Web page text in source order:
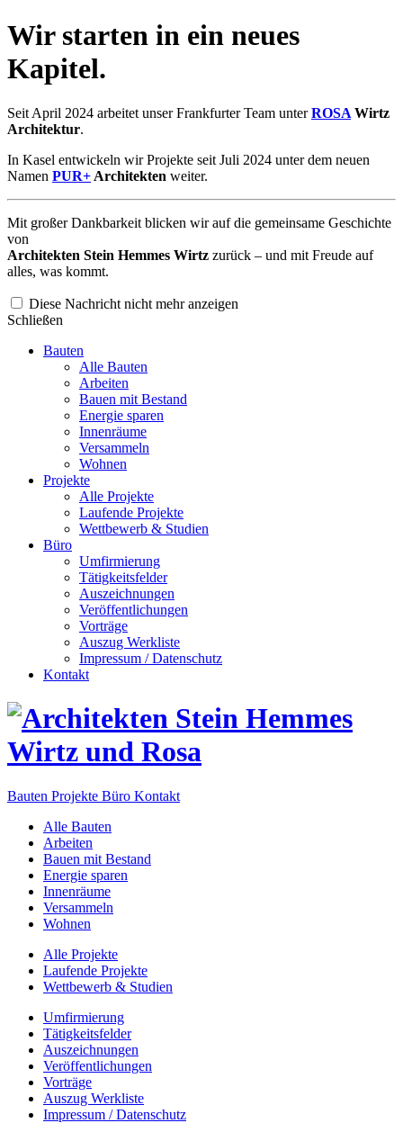
Wir starten in ein neues
Kapitel.
Seit April 2024 arbeitet unser Frankfurter Team unterROSA Wirtz
Architektur.
In Kasel entwickeln wir Projekte seit Juli 2024 unter dem neuen
Namen PUR+ Architekten weiter.
Mit großer Dankbarkeit blicken wir auf die gemeinsame Geschichte
von
Architekten Stein Hemmes Wirtz zurück – und mit Freude auf
alles, was kommt.
Diese Nachricht nicht mehr anzeigen
Schließen
Bauten
Alle Bauten
Arbeiten
Bauen mit Bestand
Energie sparen
Innenräume
Versammeln
Wohnen
Projekte
Alle Projekte
Laufende Projekte
Wettbewerb & Studien
Büro
Umfirmierung
Tätigkeitsfelder
Auszeichnungen
Veröffentlichungen
Vorträge
Auszug Werkliste
Impressum / Datenschutz
Kontakt
Bauten Projekte Büro Kontakt
Alle Bauten
Arbeiten
Bauen mit Bestand
Energie sparen
Innenräume
Versammeln
Wohnen
Alle Projekte
Laufende Projekte
Wettbewerb & Studien
Umfirmierung
Tätigkeitsfelder
Auszeichnungen
Veröffentlichungen
Vorträge
Auszug Werkliste
Impressum / Datenschutz